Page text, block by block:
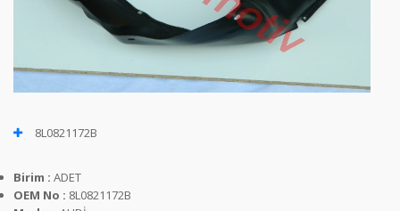
8L0821172B
Birim : ADET
OEM No : 8L0821172B